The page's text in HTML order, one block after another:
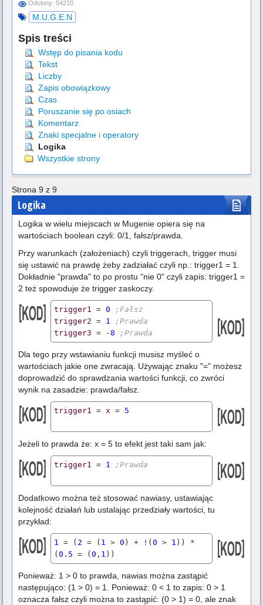
Odsłony: 54210
M.U.G.E.N
Spis treści
Wstęp do pisania kodu
Tekst
Liczby
Zapis obowiązkowy
Czas
Poruszanie się po osiach
Komentarz
Znaki specjalne i operatory
Logika
Wszystkie strony
Strona 9 z 9
Logika
Logika w wielu miejscach w Mugenie opiera się na
wartościach boolean czyli: 0/1, fałsz/prawda.
Przy warunkach (założeniach) czyli triggerach, trigger musi
się ustawić na prawdę żeby zadziałać czyli np.: trigger1 = 1.
Dokładnie "prawda" to po prostu "nie 0" czyli zapis: trigger1 =
2 też spowoduje że trigger zaskoczy.
trigger1 = 0
;Fałsz
trigger2 = 1
;Prawda
trigger3 = -8 ;Prawda
Dla tego przy wstawianiu funkcji musisz myśleć o
wartościach jakie one zwracają. Używając znaku "=" możesz
doprowadzić do sprawdzania wartości funkcji, co zwróci
wynik na zasadzie: prawda/fałsz.
trigger1 = x = 5
Jeżeli to prawda że: x = 5 to efekt jest taki sam jak:
trigger1 = 1 ;Prawda
Dodatkowo można też stosować nawiasy, ustawiając
kolejność działań lub ustalając przedziały wartości, tu
przykład:
1 = ( 2 = ( 1 > 0 ) + !( 0 > 1 )) *
( 0.5 = ( 0 , 1 ))
Ponieważ: 1 > 0 to prawda, nawias można zastąpić
następująco: (1 > 0) = 1. Ponieważ: 0 < 1 to zapis: 0 > 1
oznacza fałsz czyli można to zastąpić: (0 > 1) = 0, ale znak